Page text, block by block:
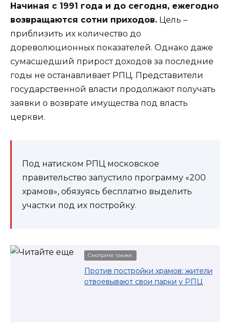
Начиная с 1991 года и до сегодня, ежегодно
возвращаются сотни приходов. Цель –
приблизить их количество до
дореволюционных показателей. Однако даже
сумасшедший прирост доходов за последние
годы не останавливает РПЦ. Представители
государственной власти продолжают получать
заявки о возврате имущества под власть
церкви.
Под натиском РПЦ московское
правительство запустило программу «200
храмов», обязуясь бесплатно выделить
участки под их постройку.
Смотрите также:
Против постройки храмов: жители
отвоевывают свои парки у РПЦ